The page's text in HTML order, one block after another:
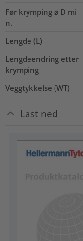
Før krymping ⌀ D mi
n.
Lengde (L)
Lengdeendring etter
krymping
Veggtykkelse (WT)
Last ned